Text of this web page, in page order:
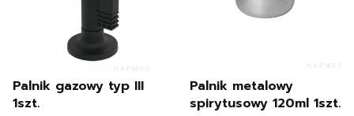
Palnik gazowy typ III
1szt.
Palnik metalowy
spirytusowy 120ml 1szt.